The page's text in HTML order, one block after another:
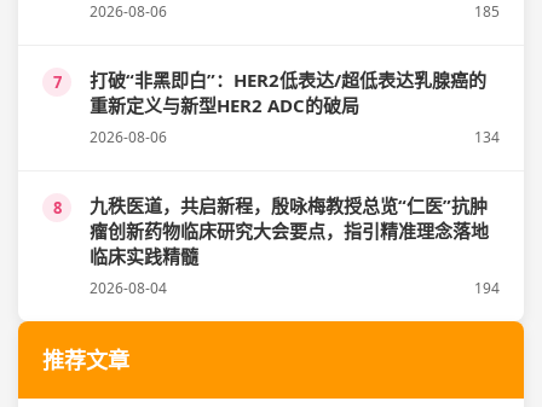
2026-08-06 185
7
打破“非黑即白”：HER2低表达/超低表达乳腺癌的
重新定义与新型HER2 ADC的破局
2026-08-06 134
8
九秩医道，共启新程，殷咏梅教授总览“仁医”抗肿
瘤创新药物临床研究大会要点，指引精准理念落地
临床实践精髓
2026-08-04 194
推荐文章